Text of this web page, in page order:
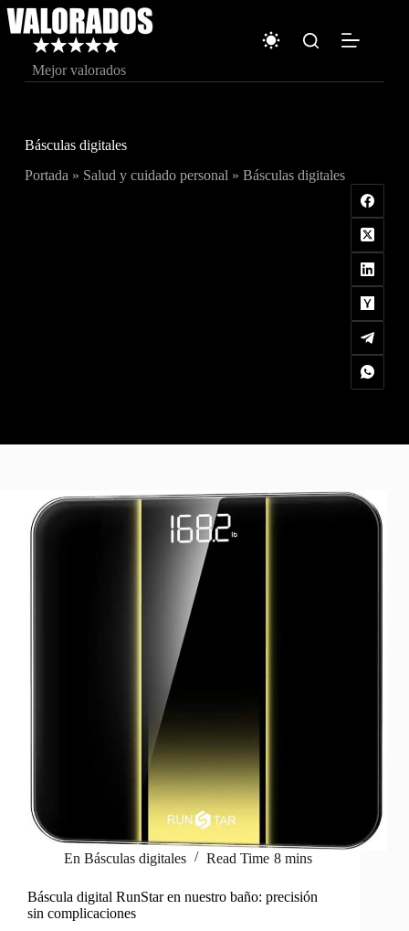
Saltar
al
contenido
Mejor valorados
Básculas digitales
Portada » Salud y cuidado personal » Básculas digitales
En Básculas digitales Read Time 8 mins
Báscula digital RunStar en nuestro baño: precisión
sin complicaciones